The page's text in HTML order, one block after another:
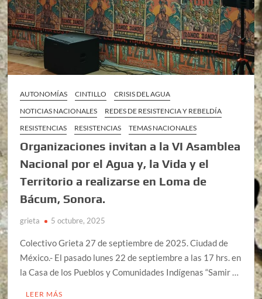
AUTONOMÍAS CINTILLO
CRISIS DEL AGUA
NOTICIAS NACIONALES
REDES DE RESISTENCIA Y REBELDÍA
RESISTENCIAS
RESISTENCIAS TEMAS NACIONALES
Organizaciones invitan a la VI Asamblea
Nacional por el Agua y, la Vida y el
Territorio a realizarse en Loma de
Bácum, Sonora.
grieta 5 octubre, 2025
Colectivo Grieta 27 de septiembre de 2025. Ciudad de
México.- El pasado lunes 22 de septiembre a las 17 hrs. en
la Casa de los Pueblos y Comunidades Indígenas “Samir …
LEER MÁS